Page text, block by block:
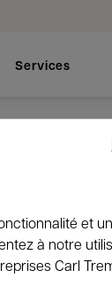
Services
région de
d’ici,
et
à notre
Carl